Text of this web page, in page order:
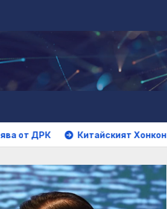
Китайският Хонконг ще засили